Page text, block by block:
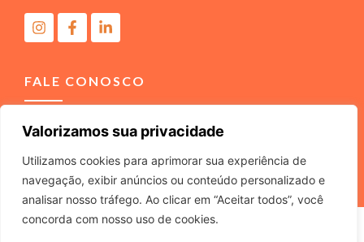
Valorizamos sua privacidade
Utilizamos cookies para aprimorar sua experiência de
navegação, exibir anúncios ou conteúdo personalizado e
analisar nosso tráfego. Ao clicar em “Aceitar todos”, você
concorda com nosso uso de cookies.
FALE CONOSCO
(11) 4040-3666 contato@m2comunicacao.com.br
M2 COMUNICACAO JURIDICA LTDA – ME – CNPJ